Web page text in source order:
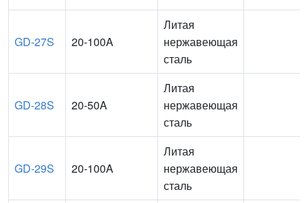
GD-27S 20-100A
Литая
нержавеющая
сталь
GD-28S 20-50A
Литая
нержавеющая
сталь
GD-29S 20-100A
Литая
нержавеющая
сталь